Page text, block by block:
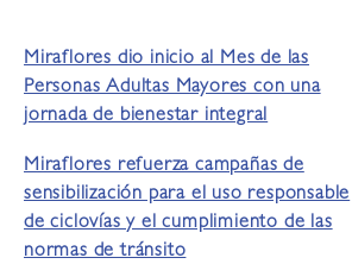
Miraflores dio inicio al Mes de las
Personas Adultas Mayores con una
jornada de bienestar integral
Miraflores refuerza campañas de
sensibilización para el uso responsable
de ciclovías y el cumplimiento de las
normas de tránsito